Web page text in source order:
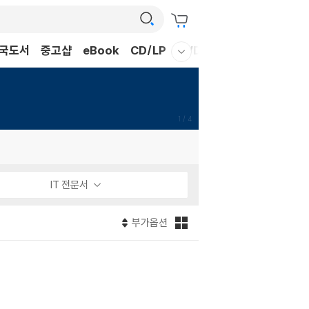
도서 중고샵 eBook CD/LP DVD/BD
1 / 4
IT 전문서
부가옵션